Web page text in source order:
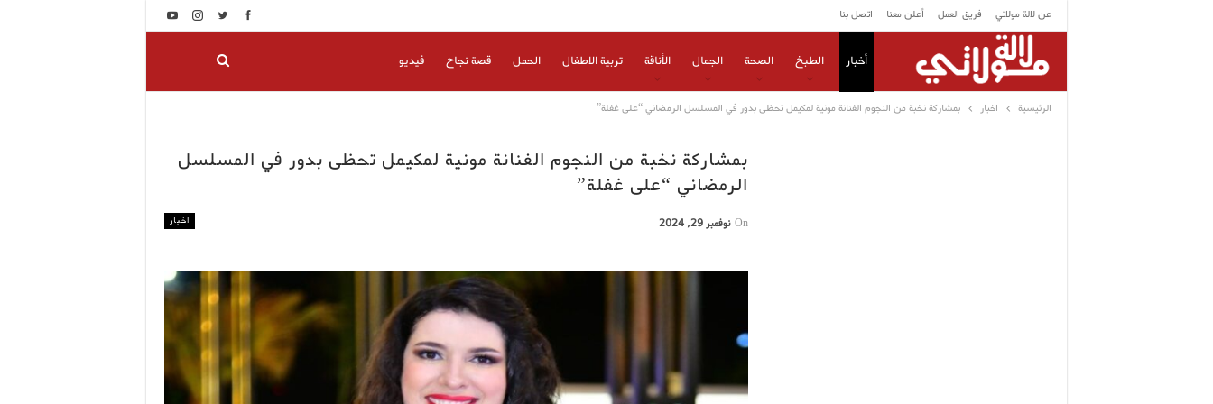
عن لالة مولاتي فريق العمل أعلن معنا اتصل بنا
أخبار الطبخ الصحة الجمال الأناقة تربية الاطفال الحمل قصة نجاح فيديو
الرئيسية اخبار بمشاركة نخبة من النجوم الفنانة مونية لمكيمل تحظى بدور في المسلسل الرمضاني “على غفلة”
بمشاركة نخبة من النجوم الفنانة مونية لمكيمل تحظى بدور في المسلسل
الرمضاني “على غفلة”
اخبار On نوفمبر 29, 2024